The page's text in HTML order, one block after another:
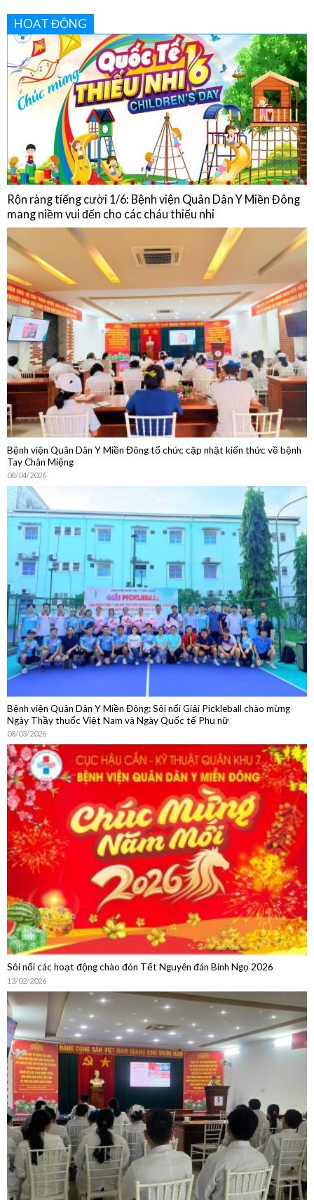
Rộn ràng tiếng cười 1/6: Bệnh viện Quân Dân Y Miền Đông
mang niềm vui đến cho các cháu thiếu nhi
Bệnh viện Quân Dân Y Miền Đông tổ chức cập nhật kiến thức về bệnh
Tay Chân Miệng
08/04/2026
Bệnh viện Quân Dân Y Miền Đông: Sôi nổi Giải Pickleball chào mừng
Ngày Thầy thuốc Việt Nam và Ngày Quốc tế Phụ nữ
08/03/2026
Sôi nổi các hoạt động chào đón Tết Nguyên đán Bính Ngọ 2026
13/02/2026
Sinh hoạt chuyên môn: Cập nhật chẩn đoán, điều trị, dự phòng bệnh
não mô cầu và Chia sẻ thực hành từ Phòng Tiêm chủng Bệnh viện Quân
Dân Y Miền Đông
15/01/2026